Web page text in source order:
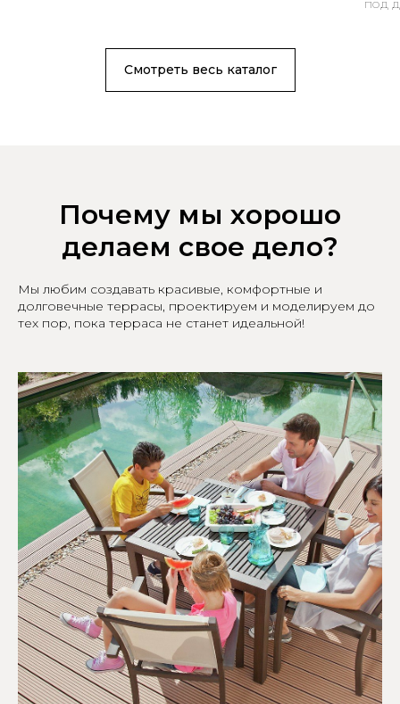
под
Смотреть весь каталог
Почему мы хорошо
делаем свое дело?
Мы любим создавать красивые, комфортные и
долговечные террасы, проектируем и моделируем до
тех пор, пока терраса не станет идеальной!